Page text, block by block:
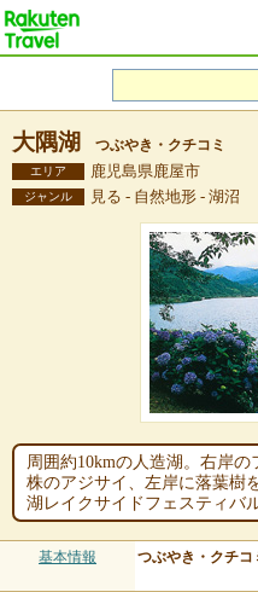
大隅湖 つぶやき・クチコミ
エリア 鹿児島県鹿屋市
ジャンル 見る - 自然地形 - 湖沼
周囲約10kmの人造湖。右岸
株のアジサイ、左岸に落葉樹
湖レイクサイドフェスティバ
基本情報 つぶやき・クチコ